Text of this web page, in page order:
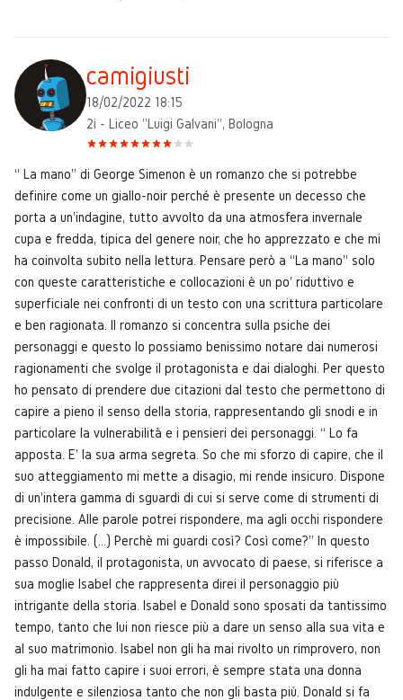
camigiusti
18/02/2022 18:15
2i - Liceo "Luigi Galvani", Bologna
“ La mano” di George Simenon è un romanzo che si potrebbe
definire come un giallo-noir perché è presente un decesso che
porta a un'indagine, tutto avvolto da una atmosfera invernale
cupa e fredda, tipica del genere noir, che ho apprezzato e che mi
ha coinvolta subito nella lettura. Pensare però a “La mano” solo
con queste caratteristiche e collocazioni è un po' riduttivo e
superficiale nei confronti di un testo con una scrittura particolare
e ben ragionata. Il romanzo si concentra sulla psiche dei
personaggi e questo lo possiamo benissimo notare dai numerosi
ragionamenti che svolge il protagonista e dai dialoghi. Per questo
ho pensato di prendere due citazioni dal testo che permettono di
capire a pieno il senso della storia, rappresentando gli snodi e in
particolare la vulnerabilità e i pensieri dei personaggi. “ Lo fa
apposta. E' la sua arma segreta. So che mi sforzo di capire, che il
suo atteggiamento mi mette a disagio, mi rende insicuro. Dispone
di un'intera gamma di sguardi di cui si serve come di strumenti di
precisione. Alle parole potrei rispondere, ma agli occhi rispondere
è impossibile. (...) Perchè mi guardi così? Così come?” In questo
passo Donald, il protagonista, un avvocato di paese, si riferisce a
sua moglie Isabel che rappresenta direi il personaggio più
intrigante della storia. Isabel e Donald sono sposati da tantissimo
tempo, tanto che lui non riesce più a dare un senso alla sua vita e
al suo matrimonio. Isabel non gli ha mai rivolto un rimprovero, non
gli ha mai fatto capire i suoi errori, è sempre stata una donna
indulgente e silenziosa tanto che non gli basta più. Donald si fa